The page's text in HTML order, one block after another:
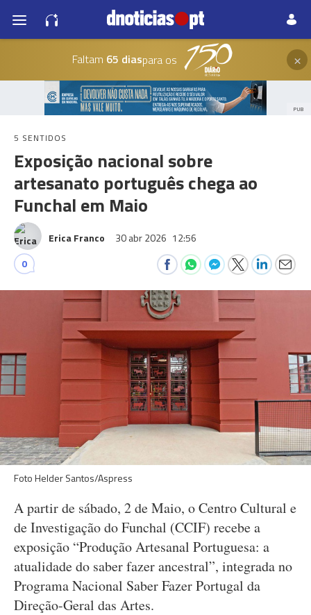
Faltam 65 diaspara os ×
PUB
5 SENTIDOS
Exposição nacional sobre
artesanato português chega ao
Funchal em Maio
Erica Franco 30 abr 2026 12:56
0
Foto Helder Santos/Aspress
A partir de sábado, 2 de Maio, o Centro Cultural e
de Investigação do Funchal (CCIF) recebe a
exposição “Produção Artesanal Portuguesa: a
atualidade do saber fazer ancestral”, integrada no
Programa Nacional Saber Fazer Portugal da
Direção-Geral das Artes.